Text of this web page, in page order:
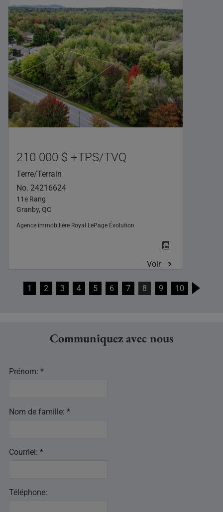
210 000 $ +TPS/TVQ
Terre/Terrain
No. 24216624
11e Rang
Granby, QC
Agence immobilière Royal LePage Évolution
Voir
1 2 3 4 5 6 7 8 9 10
Communiquez avec nous
Prénom: *
Nom de famille: *
Courriel: *
Téléphone: